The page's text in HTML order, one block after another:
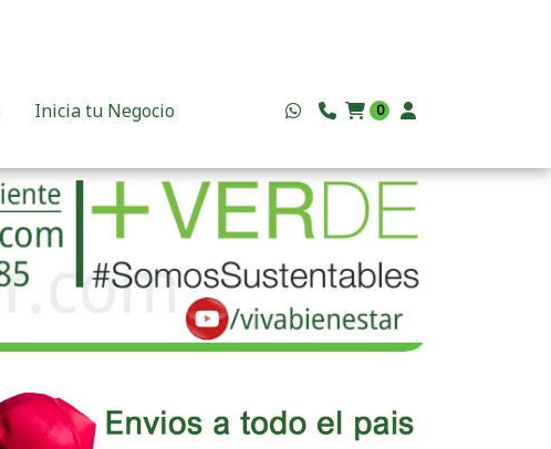
Inicia tu Negocio 0